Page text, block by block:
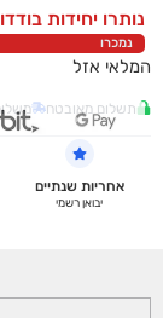
נותרו יחידות
נמכרו
המלאי אזל
תשלום מאובטח משלוח
אחריות שנתיים
יבואן רשמי